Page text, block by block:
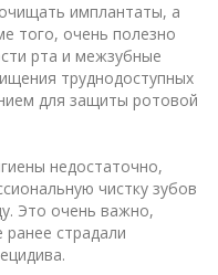
очищать имплантаты, а
того, очень полезно
рта и межзубные
труднодоступных
для защиты ротовой
недостаточно,
чистку зубов
Это очень важно,
страдали